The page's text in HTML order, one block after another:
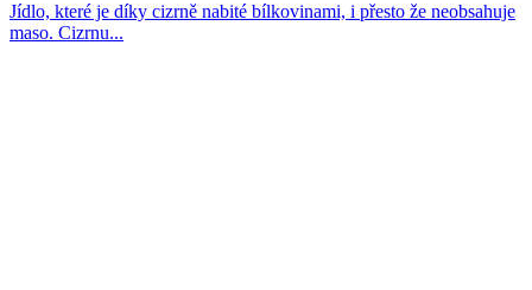
Jídlo, které je díky cizrně nabité bílkovinami, i přesto že neobsahuje
maso. Cizrnu...